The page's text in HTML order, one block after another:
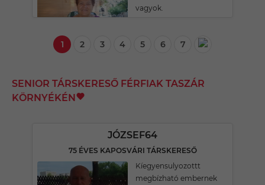
vagyok.
1 2 3 4 5 6 7
SENIOR TÁRSKERESŐ FÉRFIAK TASZÁR
KÖRNYÉKÉN
JÓZSEF64
75 ÉVES KAPOSVÁRI TÁRSKERESŐ
Kíegyensulyozottt
megbízható embernek